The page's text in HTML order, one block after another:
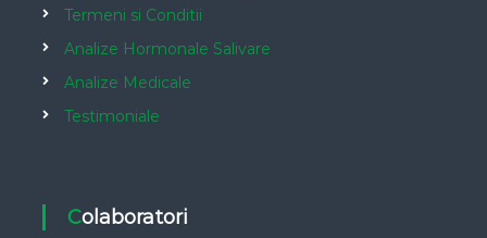
Termeni si Conditii
Analize Hormonale Salivare
Analize Medicale
Testimoniale
Colaboratori